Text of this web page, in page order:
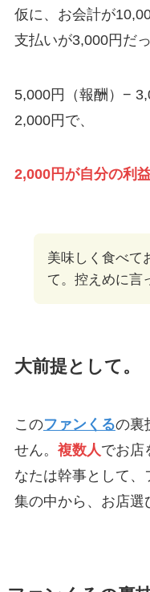
仮に、お会計が
支払いが3,000円だ
5,000円（報酬）−
2,000円で、
2,000円が自分の利
美味しく食べて
て。控えめに言
大前提として。
このファンくるの裏
せん。 複数人 でお店
なたは幹事として
集の中から、お店選